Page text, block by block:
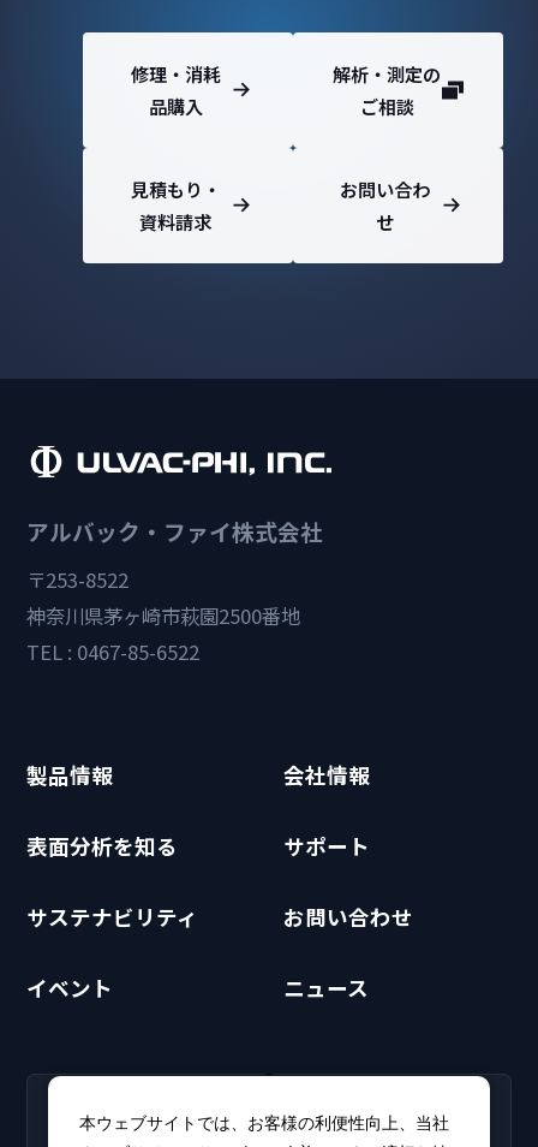
修理・消耗
品購入
解析・測定の
ご相談
見積もり・
資料請求
お問い合わ
せ
アルバック・ファイ株式会社
〒253-8522
神奈川県茅ヶ崎市萩園2500番地
TEL : 0467-85-6522
製品情報 会社情報
表面分析を知る サポート
サステナビリティ お問い合わせ
イベント ニュース
採用情報 CLUB PHI（会員専
本ウェブサイトでは、お客様の利便性向上、当社